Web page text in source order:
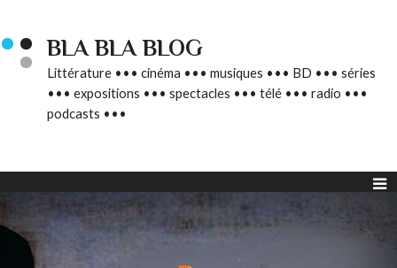
BLA BLA BLOG
Littérature ••• cinéma ••• musiques ••• BD ••• séries
••• expositions ••• spectacles ••• télé ••• radio •••
podcasts •••